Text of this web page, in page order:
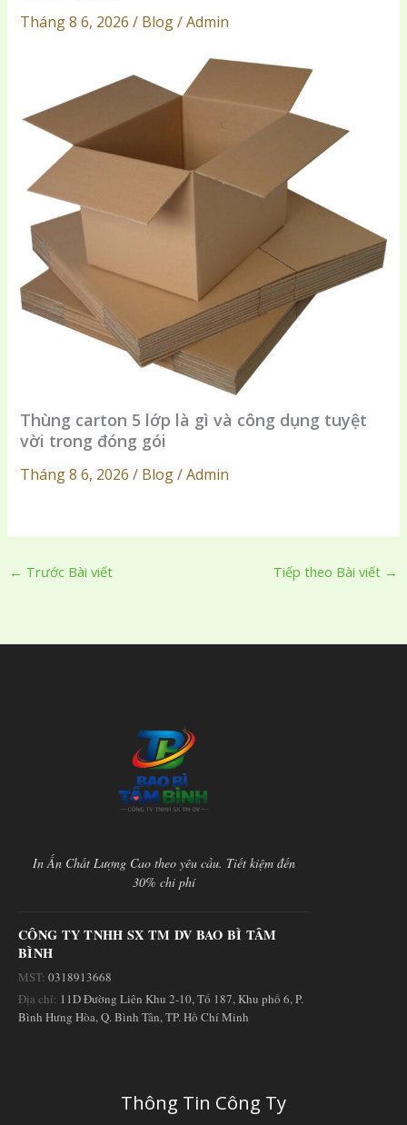
Tháng 8 6, 2026 / Blog / Admin
Thùng carton 5 lớp là gì và công dụng tuyệt
vời trong đóng gói
Tháng 8 6, 2026 / Blog / Admin
← Trước Bài viết Tiếp theo Bài viết →
In Ấn Chất Lượng Cao theo yêu cầu. Tiết kiệm đến
30% chi phí
CÔNG TY TNHH SX TM DV BAO BÌ TÂM
BÌNH
MST: 0318913668
Địa chỉ: 11D Đường Liên Khu 2-10, Tổ 187, Khu phố 6, P.
Bình Hưng Hòa, Q. Bình Tân, TP. Hồ Chí Minh
Thông Tin Công Ty